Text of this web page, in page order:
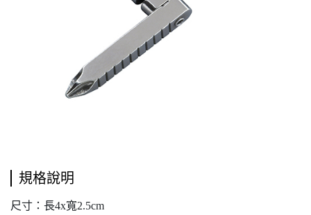
規格說明
尺寸：長4x寬2.5cm